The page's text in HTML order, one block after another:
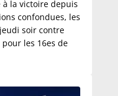
à la victoire depuis
confondues, les
soir contre
les 16es de